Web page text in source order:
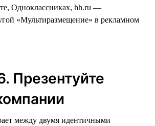
Одноклассниках, hh.ru —
«Мультиразмещение» в рекламном
Презентуйте
между двумя идентичными